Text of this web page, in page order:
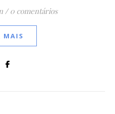
/ 0 comentários
MAIS